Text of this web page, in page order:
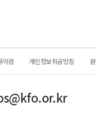
약관 개인정보취급방침